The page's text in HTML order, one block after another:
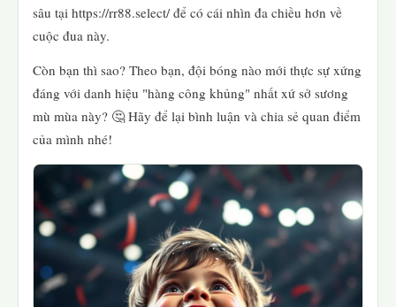
sâu tại https://rr88.select/ để có cái nhìn đa chiều hơn về
cuộc đua này.
Còn bạn thì sao? Theo bạn, đội bóng nào mới thực sự xứng
đáng với danh hiệu "hàng công khủng" nhất xứ sở sương
mù mùa này? 🤔 Hãy để lại bình luận và chia sẻ quan điểm
của mình nhé!